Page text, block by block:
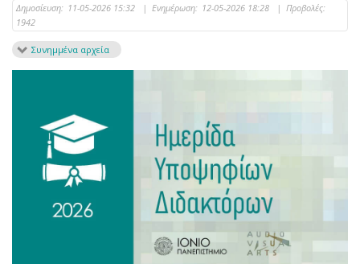
Δημοσίευση: 11-05-2026 15:32 | Ενημέρωση: 12-05-2026 18:28 | Προβολές:
1942
Συνημμένα αρχεία